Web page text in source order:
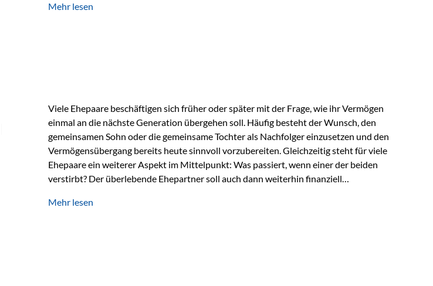
Ausgangssituation Stellen Sie sich folgende Familie vor: Die Großeltern haben über
Mehr lesen
Viele Ehepaare beschäftigen sich früher oder später mit der Frage, wie ihr Vermögen
einmal an die nächste Generation übergehen soll. Häufig besteht der Wunsch, den
gemeinsamen Sohn oder die gemeinsame Tochter als Nachfolger einzusetzen und den
Vermögensübergang bereits heute sinnvoll vorzubereiten. Gleichzeitig steht für viele
Ehepaare ein weiterer Aspekt im Mittelpunkt: Was passiert, wenn einer der beiden
verstirbt? Der überlebende Ehepartner soll auch dann weiterhin finanziell
können. Genau für diese Ausgangssituation bietet die Private Wealth Police der
Mehr lesen